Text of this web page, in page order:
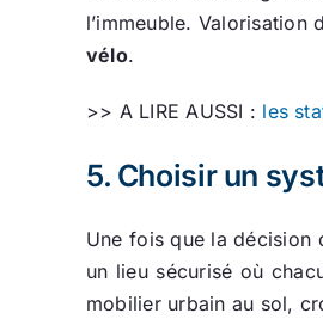
l’immeuble.
vélo.
>> A LIRE AUSSI : les
5. Choisir un
Une fois que la décision
un lieu sécurisé où
mobilier urbain au sol,